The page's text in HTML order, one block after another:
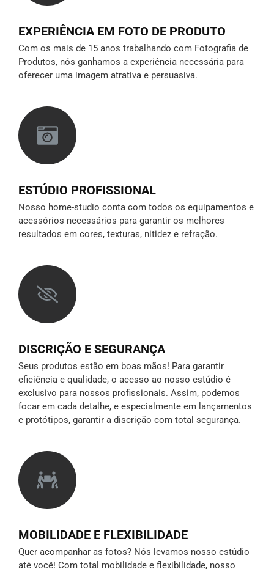
EXPERIÊNCIA EM FOTO DE PRODUTO
Com os mais de 15 anos trabalhando com Fotografia de
Produtos, nós ganhamos a experiência necessária para
oferecer uma imagem atrativa e persuasiva.
ESTÚDIO PROFISSIONAL
Nosso home-studio conta com todos os equipamentos e
acessórios necessários para garantir os melhores
resultados em cores, texturas, nitidez e refração.
DISCRIÇÃO E SEGURANÇA
Seus produtos estão em boas mãos! Para garantir
eficiência e qualidade, o acesso ao nosso estúdio é
exclusivo para nossos profissionais. Assim, podemos
focar em cada detalhe, e especialmente em lançamentos
e protótipos, garantir a discrição com total segurança.
MOBILIDADE E FLEXIBILIDADE
Quer acompanhar as fotos? Nós levamos nosso estúdio
até você! Com total mobilidade e flexibilidade, nosso